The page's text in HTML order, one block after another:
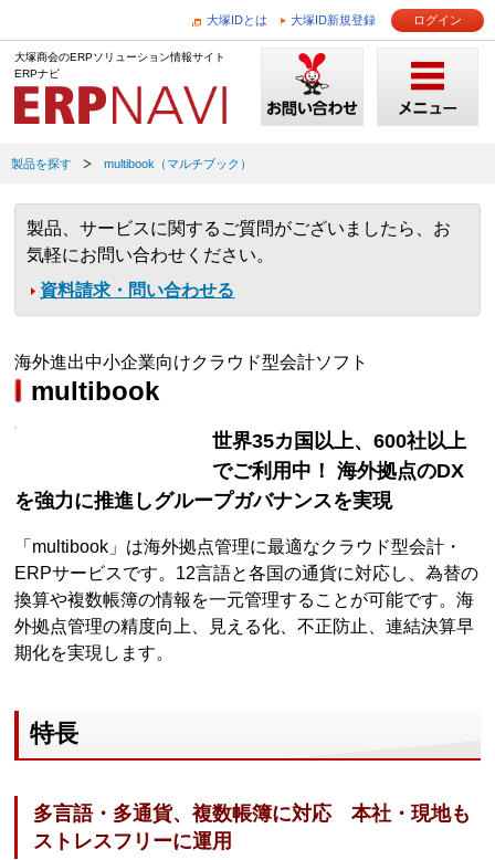
大塚IDとは 大塚ID新規登録 ログイン
大塚商会のERPソリューション情報サイト
ERPナビ
製品を探す multibook（マルチブック）
製品、サービスに関するご質問がございましたら、お
気軽にお問い合わせください。
資料請求・問い合わせる
海外進出中小企業向けクラウド型会計ソフト
multibook
世界35カ国以上、600社以上
でご利用中！ 海外拠点のDX
を強力に推進しグループガバナンスを実現
「multibook」は海外拠点管理に最適なクラウド型会計・
ERPサービスです。12言語と各国の通貨に対応し、為替の
換算や複数帳簿の情報を一元管理することが可能です。海
外拠点管理の精度向上、見える化、不正防止、連結決算早
期化を実現します。
特長
多言語・多通貨、複数帳簿に対応 本社・現地も
ストレスフリーに運用